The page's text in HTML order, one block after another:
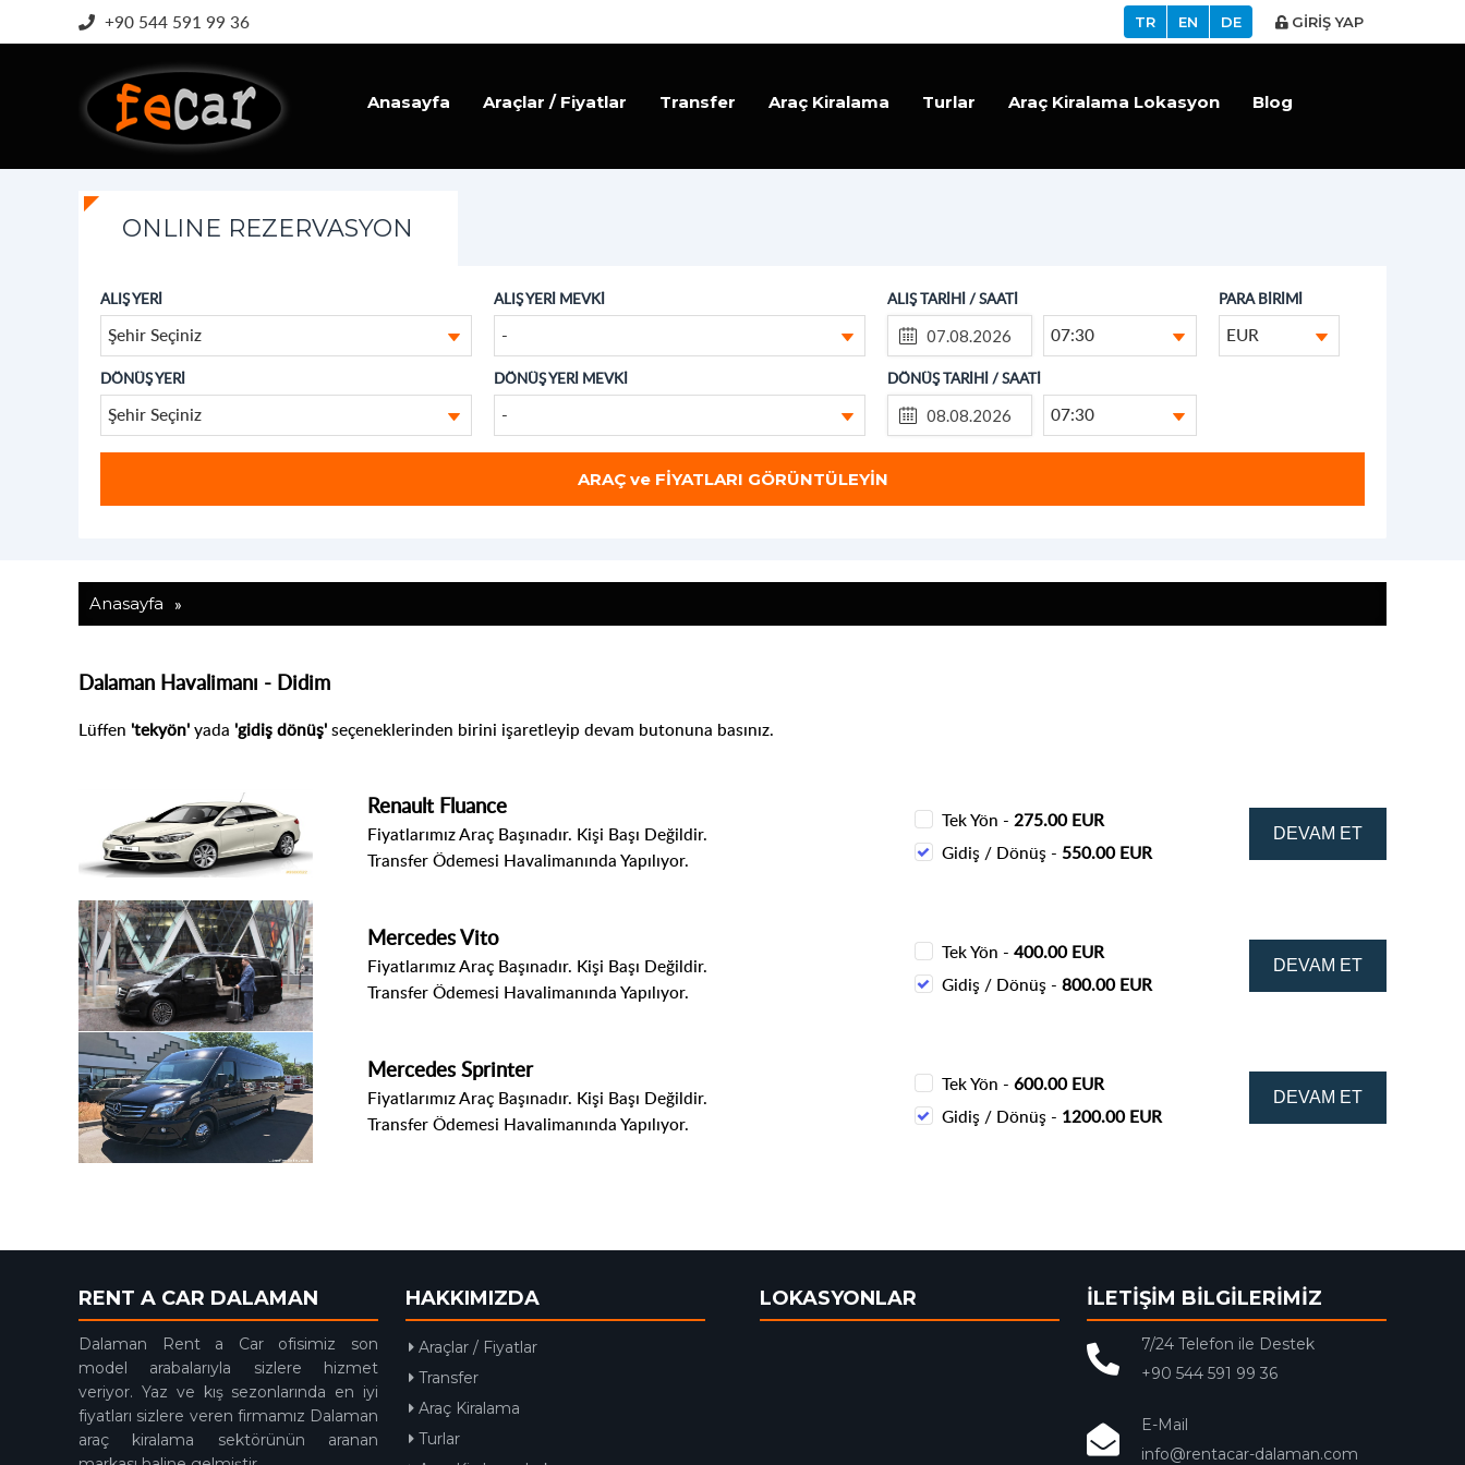
GİRİŞ YAP
DE
EN
TR
+90 544 591 99 36
Anasayfa Araçlar / Fiyatlar Transfer Araç Kiralama Turlar Araç Kiralama Lokasyon Blog
ONLINE REZERVASYON
ALIŞ YERİ
Şehir Seçiniz
ALIŞ YERİ MEVKİ
-
ALIŞ TARİHİ / SAATİ
07:30
PARA BİRİMİ
EUR
DÖNÜŞ YERİ
Şehir Seçiniz
DÖNÜŞ YERİ MEVKİ
-
DÖNÜŞ TARİHİ / SAATİ
07:30
Anasayfa »
Dalaman Havalimanı - Didim
Lüffen 'tekyön'yada 'gidiş dönüş'seçeneklerinden birini işaretleyip devam butonuna basınız.
Renault Fluance
Fiyatlarımız Araç Başınadır. Kişi Başı Değildir.
Transfer Ödemesi Havalimanında Yapılıyor.
Tek Yön - 275.00 EUR
Gidiş / Dönüş - 550.00 EUR
Mercedes Vito
Fiyatlarımız Araç Başınadır. Kişi Başı Değildir.
Transfer Ödemesi Havalimanında Yapılıyor.
Tek Yön - 400.00 EUR
Gidiş / Dönüş - 800.00 EUR
Mercedes Sprinter
Fiyatlarımız Araç Başınadır. Kişi Başı Değildir.
Transfer Ödemesi Havalimanında Yapılıyor.
Tek Yön - 600.00 EUR
Gidiş / Dönüş - 1200.00 EUR
RENT A CAR DALAMAN
Dalaman Rent a Car ofisimiz son
model arabalarıyla sizlere hizmet
veriyor. Yaz ve kış sezonlarında en iyi
fiyatları sizlere veren firmamız Dalaman
araç kiralama sektörünün aranan
HAKKIMIZDA
Araçlar / Fiyatlar
Transfer
Araç Kiralama
Turlar
LOKASYONLAR İLETİŞİM BİLGİLERİMİZ
7/24 Telefon ile Destek
+90 544 591 99 36
E-Mail
info@rentacar-dalaman.com